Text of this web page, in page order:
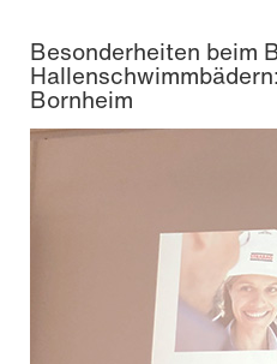
Besonderheiten beim
Bornheim